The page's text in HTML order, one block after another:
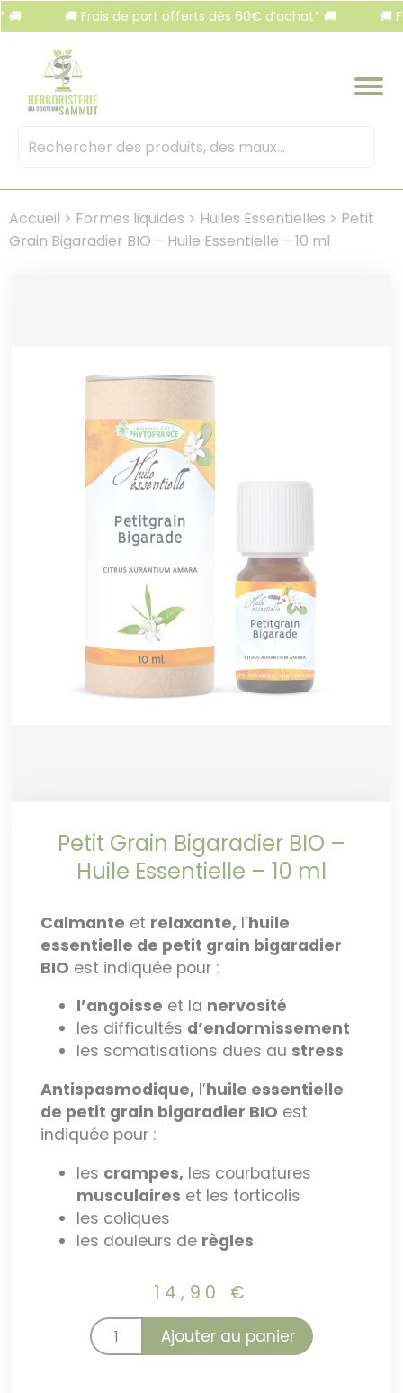
🚚 Frais de port offerts dès 60€ d’achat* 🚚 🚚
Mots
Accueil > Formes liquides > Huiles Essentielles > Petit
Grain Bigaradier BIO – Huile Essentielle – 10 ml
Petit Grain Bigaradier BIO –
Huile Essentielle – 10 ml
Calmante et relaxante, l’huile
essentielle de petit grain bigaradier
BIO est indiquée pour :
l’angoisse et la nervosité
les difficultés d’endormissement
les somatisations dues au stress
Antispasmodique, l’huile essentielle
de petit grain bigaradier BIO est
indiquée pour :
les crampes, les courbatures
musculaires et les torticolis
les coliques
les douleurs de règles
14,90 €
Ajouter au panier
Panneau de gestion des cookies